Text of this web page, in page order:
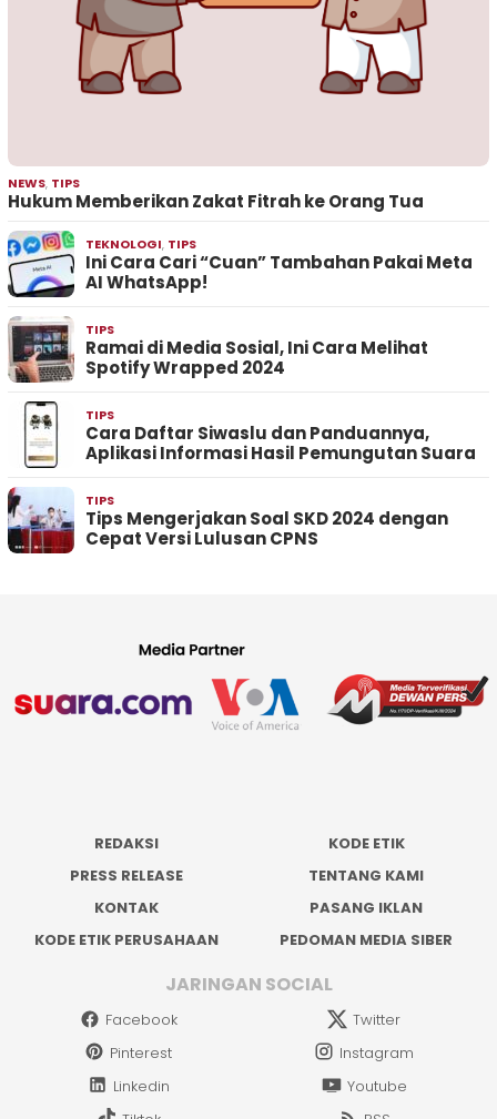
NEWS, TIPS
Hukum Memberikan Zakat Fitrah ke Orang Tua
TEKNOLOGI, TIPS
Ini Cara Cari “Cuan” Tambahan Pakai Meta
AI WhatsApp!
TIPS
Ramai di Media Sosial, Ini Cara Melihat
Spotify Wrapped 2024
TIPS
Cara Daftar Siwaslu dan Panduannya,
Aplikasi Informasi Hasil Pemungutan Suara
TIPS
Tips Mengerjakan Soal SKD 2024 dengan
Cepat Versi Lulusan CPNS
REDAKSI
KODE ETIK
PRESS RELEASE
TENTANG KAMI
KONTAK
PASANG IKLAN
KODE ETIK PERUSAHAAN
PEDOMAN MEDIA SIBER
JARINGAN SOCIAL
Facebook
Twitter
Pinterest
Instagram
Linkedin
Youtube